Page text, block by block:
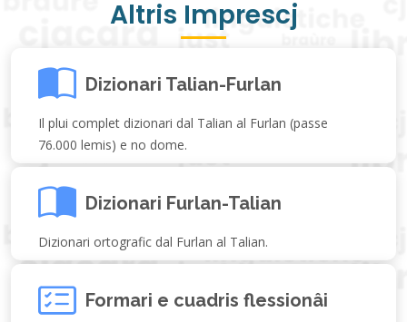
Altris Imprescj
Dizionari Talian-Furlan
Il plui complet dizionari dal Talian al Furlan (passe
76.000 lemis) e no dome.
Dizionari Furlan-Talian
Dizionari ortografic dal Furlan al Talian.
Formari e cuadris flessionâi